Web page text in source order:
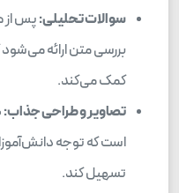
سوالات تحلیلی:پس از
بررسی متن ارائه
کمک می‌کند.
تصاویر و طراحی جذاب:
است که توجه
تسهیل کند.